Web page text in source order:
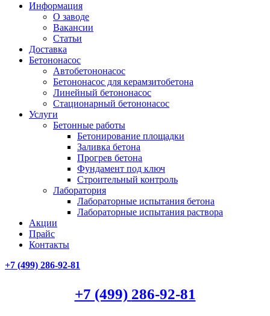
Информация
О заводе
Вакансии
Статьи
Доставка
Бетононасос
Автобетононасос
Бетононасос для керамзитобетона
Линейный бетононасос
Стационарный бетононасос
Услуги
Бетонные работы
Бетонирование площадки
Заливка бетона
Прогрев бетона
Фундамент под ключ
Строительный контроль
Лаборатория
Лабораторные испытания бетона
Лабораторные испытания раствора
Акции
Прайс
Контакты
+7 (499) 286-92-81
+7 (499) 286-92-81